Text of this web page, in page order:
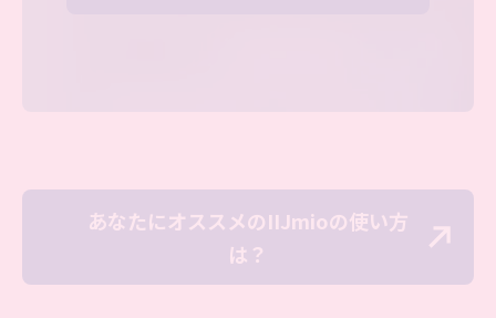
あなたにオススメのIIJmioの使い方
は？